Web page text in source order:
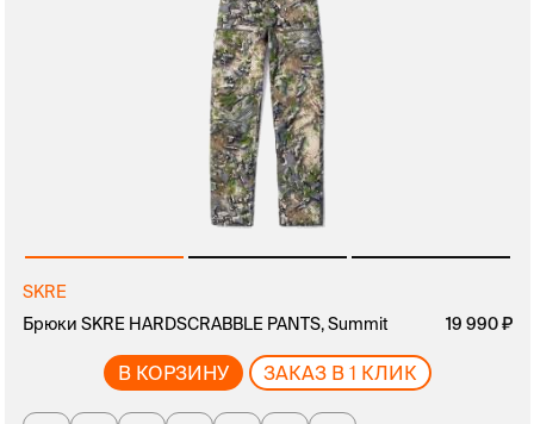
SKRE
Брюки SKRE HARDSCRABBLE PANTS, Summit
19 990
В КОРЗИНУ ЗАКАЗ В 1 КЛИК